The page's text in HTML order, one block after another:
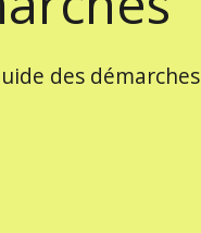
des démarches